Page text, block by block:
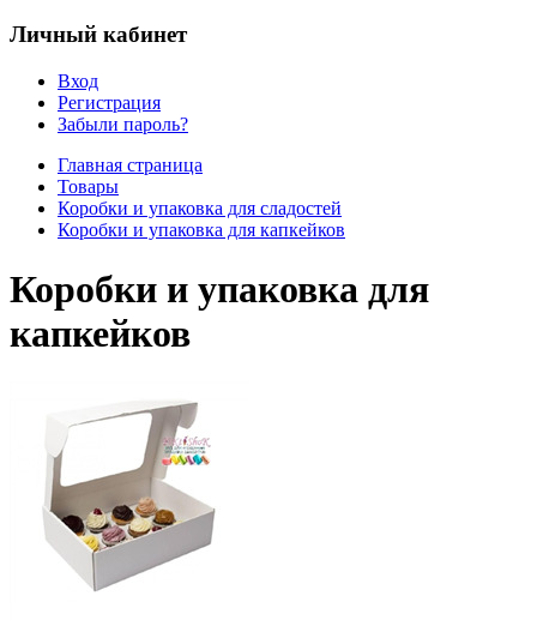
Личный кабинет
Вход
Регистрация
Забыли пароль?
Главная страница
Товары
Коробки и упаковка для сладостей
Коробки и упаковка для капкейков
Коробки и упаковка для
капкейков